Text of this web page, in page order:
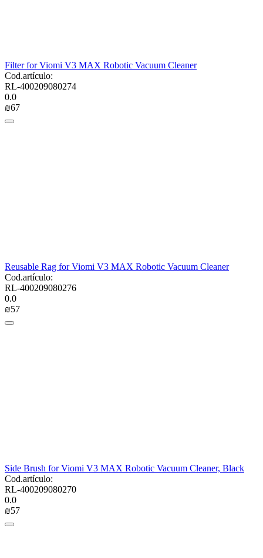
Filter for Viomi V3 MAX Robotic Vacuum Cleaner
Cod.artículo:
RL-400209080274
0.0
₪‍67‍
Reusable Rag for Viomi V3 MAX Robotic Vacuum Cleaner
Cod.artículo:
RL-400209080276
0.0
₪‍57‍
Side Brush for Viomi V3 MAX Robotic Vacuum Cleaner, Black
Cod.artículo:
RL-400209080270
0.0
₪‍57‍